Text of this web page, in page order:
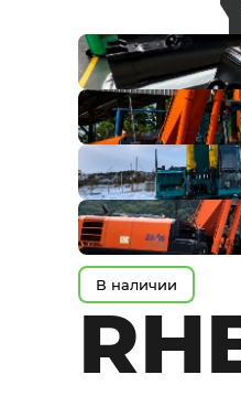
В наличии